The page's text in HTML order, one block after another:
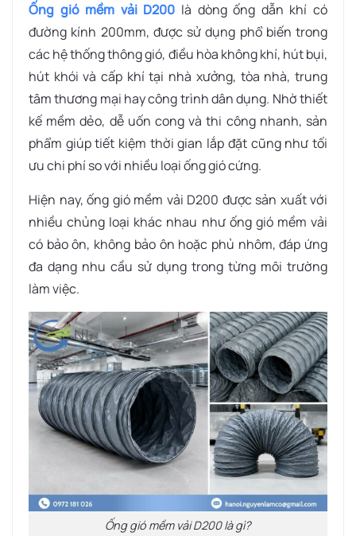
Ống gió mềm vải D200 là dòng ống dẫn khí có
đường kính 200mm, được sử dụng phổ biến trong
các hệ thống thông gió, điều hòa không khí, hút bụi,
hút khói và cấp khí tại nhà xưởng, tòa nhà, trung
tâm thương mại hay công trình dân dụng. Nhờ thiết
kế mềm dẻo, dễ uốn cong và thi công nhanh, sản
phẩm giúp tiết kiệm thời gian lắp đặt cũng như tối
ưu chi phí so với nhiều loại ống gió cứng.
Hiện nay, ống gió mềm vải D200 được sản xuất với
nhiều chủng loại khác nhau như ống gió mềm vải
có bảo ôn, không bảo ôn hoặc phủ nhôm, đáp ứng
đa dạng nhu cầu sử dụng trong từng môi trường
làm việc.
Ống gió mềm vải D200 là gì?